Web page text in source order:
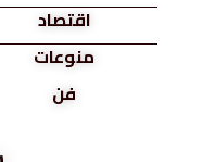
اقتصاد
منوعات
فن